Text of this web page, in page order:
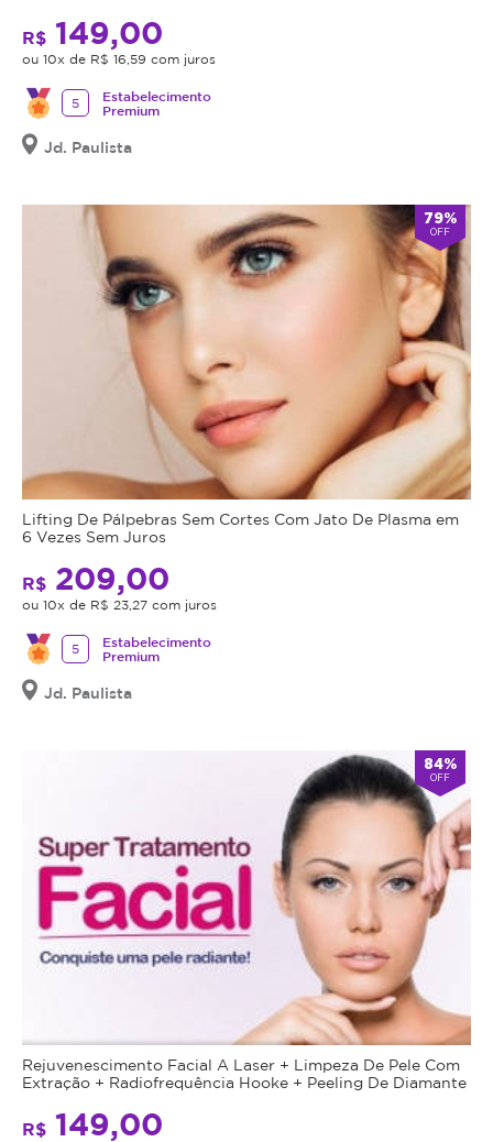
R$ 149,00
ou 10x de R$ 16,59 com juros
5
Estabelecimento
Premium
Jd. Paulista
79%
OFF
Lifting De Pálpebras Sem Cortes Com Jato De Plasma em
6 Vezes Sem Juros
R$ 209,00
ou 10x de R$ 23,27 com juros
5
Estabelecimento
Premium
Jd. Paulista
84%
OFF
Rejuvenescimento Facial A Laser + Limpeza De Pele Com
Extração + Radiofrequência Hooke + Peeling De Diamante
R$ 149,00